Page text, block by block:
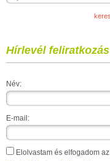
Hírlevél feliratkozás
Név:
E-mail:
Elolvastam és elfogadom az